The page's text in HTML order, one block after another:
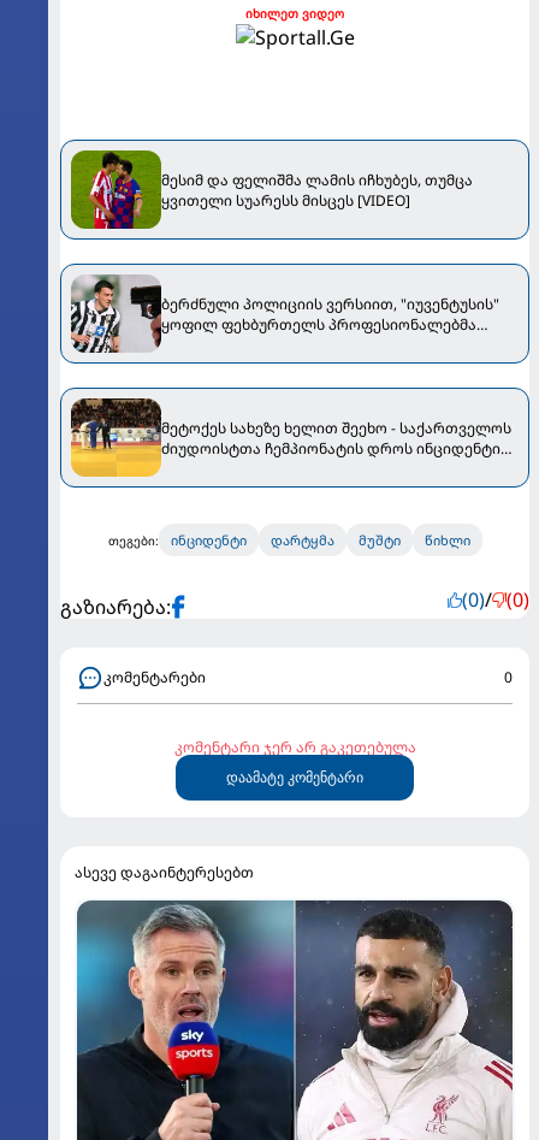
იხილეთ ვიდეო
მესიმ და ფელიშმა ლამის იჩხუბეს, თუმცა
ყვითელი სუარესს მისცეს [VIDEO]
ბერძნული პოლიციის ვერსიით, "იუვენტუსის"
ყოფილ ფეხბურთელს პროფესიონალებმა
მეტოქეს სახეზე ხელით შეეხო - საქართველოს
ძიუდოისტთა ჩემპიონატის დროს ინციდენტი
თეგები: ინციდენტი დარტყმა მუშტი წიხლი
გაზიარება: (0)/ (0)
კომენტარები 0
კომენტარი ჯერ არ გაკეთებულა
დაამატე კომენტარი
ასევე დაგაინტერესებთ